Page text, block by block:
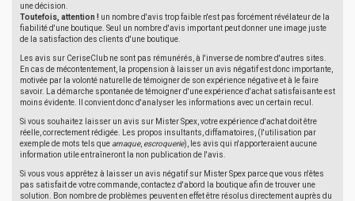
une décision.
Toutefois, attention ! un nombre d'avis trop faible n'est pas forcément révélateur de la
fiabilité d'une boutique. Seul un nombre d'avis important peut donner une image juste
de la satisfaction des clients d'une boutique.
Les avis sur CeriseClub ne sont pas rémunérés, à l'inverse de nombre d'autres sites.
En cas de mécontentement, la propension à laisser un avis négatif est donc importante,
motivée par la volonté naturelle de témoigner de son expérience négative et à le faire
savoir. La démarche spontanée de témoigner d'une expérience d'achat satisfaisante est
moins évidente. Il convient donc d'analyser les informations avec un certain recul.
Si vous souhaitez laisser un avis sur Mister Spex, votre expérience d'achat doit être
réelle, correctement rédigée. Les propos insultants, diffamatoires, (l'utilisation par
exemple de mots tels que arnaque, escroquerie), les avis qui n'apporteraient aucune
information utile entraîneront la non publication de l'avis.
Si vous vous apprêtez à laisser un avis négatif sur Mister Spex parce que vous n'êtes
pas satisfait de votre commande, contactez d'abord la boutique afin de trouver une
solution. Bon nombre de problèmes peuvent en effet être résolus directement auprès du